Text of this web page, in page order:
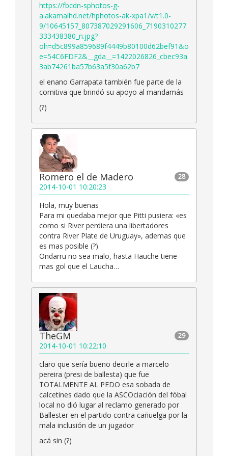
https://fbcdn-sphotos-g-
a.akamaihd.net/hphotos-ak-xpa1/v/t1.0-
9/10645157_807387029291606_7190310277
333438380_n.jpg?
oh=d5c899a859689f4449b80100d62bef91&o
e=54C6FDF2&__gda__=1422026826_cbec93a
3ab74261ba57b63a5f30a62b7
el enano Garrapata también fue parte de la
comitiva que brindó su apoyo al mandamás
(?)
28
Romero el de Madero
2014-10-01 10:20:23
Hola, muy buenas
Para mi quedaba mejor que Pitti pusiera: «es
como si River perdiera una libertadores
contra River Plate de Uruguay», ademas que
es mas posible (?).
Ondarru no sea malo, hasta Hauche tiene
mas gol que el Laucha…
29
TheGM
2014-10-01 10:22:10
claro que sería bueno decirle a marcelo
pereira (presi de ballesta) que fue
TOTALMENTE AL PEDO esa sobada de
calcetines dado que la ASCOciación del fóbal
local no dió lugar al reclamo generado por
Ballester en el partido contra cañuelga por la
mala inclusión de un jugador
acá sin (?)